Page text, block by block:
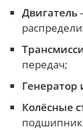
Двигатель
передач;
Генератор
Колёсные